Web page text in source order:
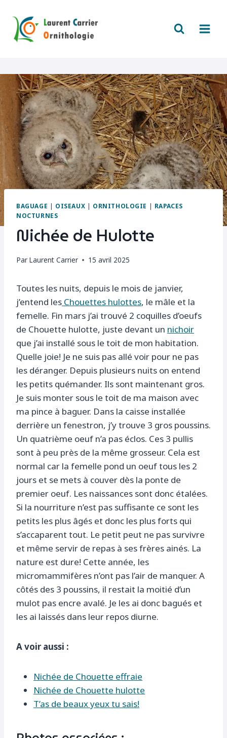
contenu
BAGUAGE | OISEAUX | ORNITHOLOGIE | RAPACES
NOCTURNES
Nichée de Hulotte
Par Laurent Carrier 15 avril 2025
Toutes les nuits, depuis le mois de janvier,
j’entend les Chouettes hulottes, le mâle et la
femelle. Fin mars j’ai trouvé 2 coquilles d’oeufs
de Chouette hulotte, juste devant un nichoir
que j’ai installé sous le toit de mon habitation.
Quelle joie! Je ne suis pas allé voir pour ne pas
les déranger. Depuis plusieurs nuits on entend
les petits quémander. Ils sont maintenant gros.
Je suis monter sous le toit de ma maison avec
ma pince à baguer. Dans la caisse installée
derrière un fenestron, j’y trouve 3 gros poussins.
Un quatrième oeuf n’a pas éclos. Ces 3 pullis
sont à peu près de la même grosseur. Cela est
normal car la femelle pond un oeuf tous les 2
jours et se mets à couver dès la ponte de
premier oeuf. Les naissances sont donc étalées.
Si la nourriture n’est pas suffisante ce sont les
petits les plus âgés et donc les plus forts qui
s’accaparent tout. Le petit peut ne pas survivre
et même servir de repas à ses frères ainés. La
nature est dure! Cette année, les
micromammifères n’ont pas l’air de manquer. A
côtés des 3 poussins, il restait la moitié d’un
mulot pas encre avalé. Je les ai donc bagués et
les ai laissés dans leur repos diurne.
A voir aussi :
Nichée de Chouette effraie
Nichée de Chouette hulotte
T’as de beaux yeux tu sais!